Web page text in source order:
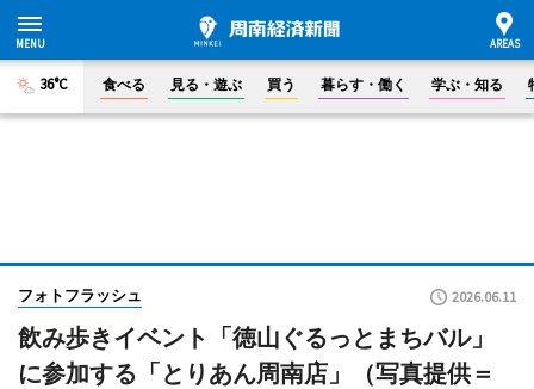
36°C 食べる 見る・遊ぶ 買う 暮らす・働く 学ぶ・知る
フォトフラッシュ 2026.06.11
飲み歩きイベント「徳山ぐるっとまちバル」
に参加する「とりあん周南店」（写真提供＝